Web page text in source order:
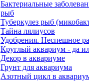
Бактериальные
рыб
Туберкулез рыб
Тайна лялиусов
Удобрения. Неспешное
Круглый аквариум - да
Декор в аквариуме
Грунт для аквариума
Азотный цикл в